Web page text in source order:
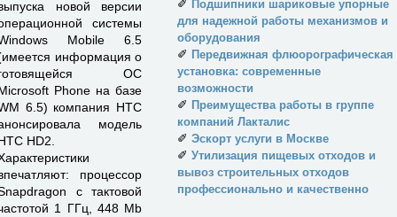
новой версии
системы
Mobile 6.5
информация о
ОС
Phone на базе
6.5) компания HTC
модель
HD2.
процессор
с тактовой
1 ГГц, 448 Mb
✐ Подшипники шариковые упорные
для надежной работы механизмов и
оборудования
✐ Передвижная флюорографическая
установка: современные
возможности
✐ Преимущества работы в группе
компаний Лакталис
✐ Эскорт услуги в Москве
✐ Утилизация пищевых отходов и
вывоз строительных отходов
профессионально и качественно